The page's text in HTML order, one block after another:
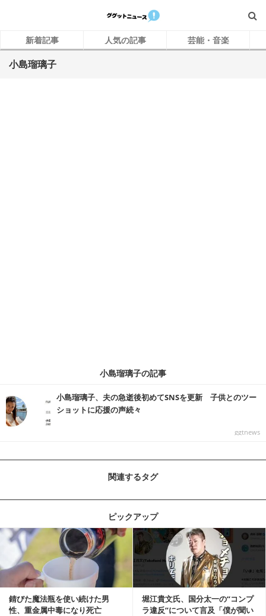
新着記事 人気の記事 芸能・音楽
小島瑠璃子
小島瑠璃子の記事
小島瑠璃子、夫の急逝後初めてSNSを更新 子供とのツー
ショットに応援の声続々
ggtnews
関連するタグ
ピックアップ
錆びた魔法瓶を使い続けた男
性、重金属中毒になり死亡
堀江貴文氏、国分太一の“コンプ
ラ違反”について言及「僕が聞い
記事を読む